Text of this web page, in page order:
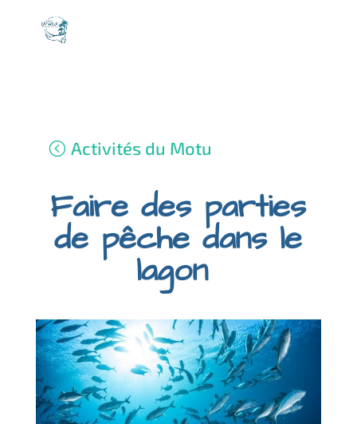
Activités du Motu
Faire des parties
de pêche dans le
lagon